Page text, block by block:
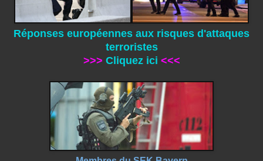
Réponses européennes aux risques d'attaques
terroristes
>>> Cliquez ici <<<